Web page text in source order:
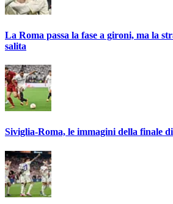
La Roma passa la fase a gironi, ma la
salita
Siviglia-Roma, le immagini della finale